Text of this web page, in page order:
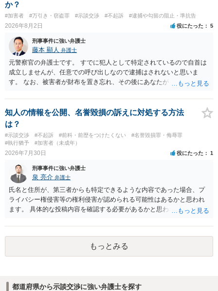
か？
#加害者 #万引き・窃盗罪 #示談交渉 #不起訴 #逮捕や勾留の阻止・準抗告
2026年8月2日 役にたった 5
刑事事件に強い弁護士
藤本 顯人 弁護士
元警察官の弁護士です。 すでに犯人として特定されているので自首は
成立しませんが、任意での呼び出しなので逮捕はされないと思いま
す。 なお、被害者が財布を置き忘れ、その後にあなたがトイレに入
と言い逃れはかなり厳しいものと思います。
知人の情報を公開、名誉毀損の訴えに対処する方法
は？
#示談交渉 #不起訴 #前科・前歴をつけたくない
#名誉毀損罪・侮辱罪
#執行猶予
#加害者（未成年）
2026年7月30日 役にたった 1
刑事事件に強い弁護士
泉 亮介 弁護士
氏名と住所が、第三者からも特定できるような内容であった場合、プ
ライバシー権侵害等の権利侵害が認められる可能性はあるかと思われ
ます。 具体的な投稿内容を確認する必要があるかと思われますので、
でしょう。
もっとみる
都道府県から示談交渉に強い弁護士を探す